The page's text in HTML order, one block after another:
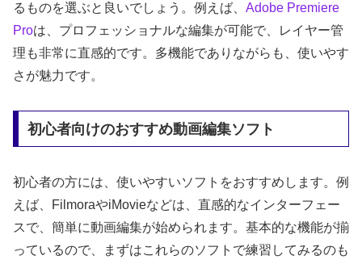
るものを選ぶと良いでしょう。例えば、 Adobe Premiere
Proは、プロフェッショナルな編集が可能で、レイヤー管
理も非常に直感的です。多機能でありながらも、使いやす
さが魅力です。
初心者向けのおすすめ動画編集ソフト
初心者の方には、使いやすいソフトをおすすめします。例
えば、FilmoraやiMovieなどは、直感的なインターフェー
スで、簡単に動画編集が始められます。基本的な機能が揃
っているので、まずはこれらのソフトで練習してみるのも